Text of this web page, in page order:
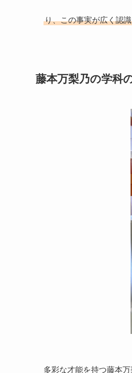
り、この事実が広く認
藤本万梨乃の学科
多彩な才能を持つ藤本